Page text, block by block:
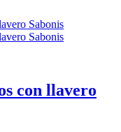
con llavero